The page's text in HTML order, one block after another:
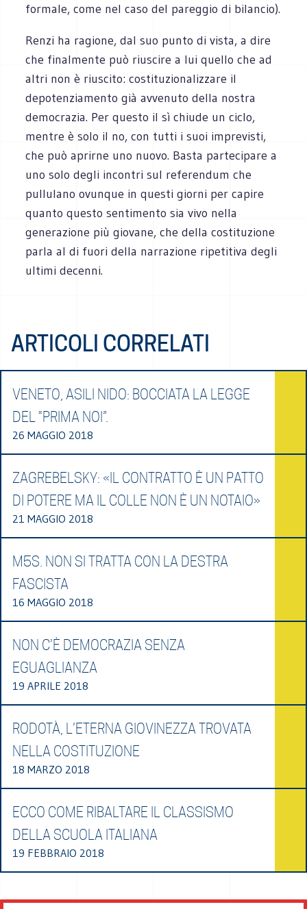
formale, come nel caso del pareggio di bilancio).
Renzi ha ragione, dal suo punto di vista, a dire
che finalmente può riuscire a lui quello che ad
altri non è riuscito: costituzionalizzare il
depotenziamento già avvenuto della nostra
democrazia. Per questo il sì chiude un ciclo,
mentre è solo il no, con tutti i suoi imprevisti,
che può aprirne uno nuovo. Basta partecipare a
uno solo degli incontri sul referendum che
pullulano ovunque in questi giorni per capire
quanto questo sentimento sia vivo nella
generazione più giovane, che della costituzione
parla al di fuori della narrazione ripetitiva degli
ultimi decenni.
ARTICOLI CORRELATI
VENETO, ASILI NIDO: BOCCIATA LA LEGGE
DEL “PRIMA NOI”.
26 MAGGIO 2018
ZAGREBELSKY: «IL CONTRATTO È UN PATTO
DI POTERE MA IL COLLE NON È UN NOTAIO»
21 MAGGIO 2018
M5S. NON SI TRATTA CON LA DESTRA
FASCISTA
16 MAGGIO 2018
NON C’È DEMOCRAZIA SENZA
EGUAGLIANZA
19 APRILE 2018
RODOTÀ, L’ETERNA GIOVINEZZA TROVATA
NELLA COSTITUZIONE
18 MARZO 2018
ECCO COME RIBALTARE IL CLASSISMO
DELLA SCUOLA ITALIANA
19 FEBBRAIO 2018